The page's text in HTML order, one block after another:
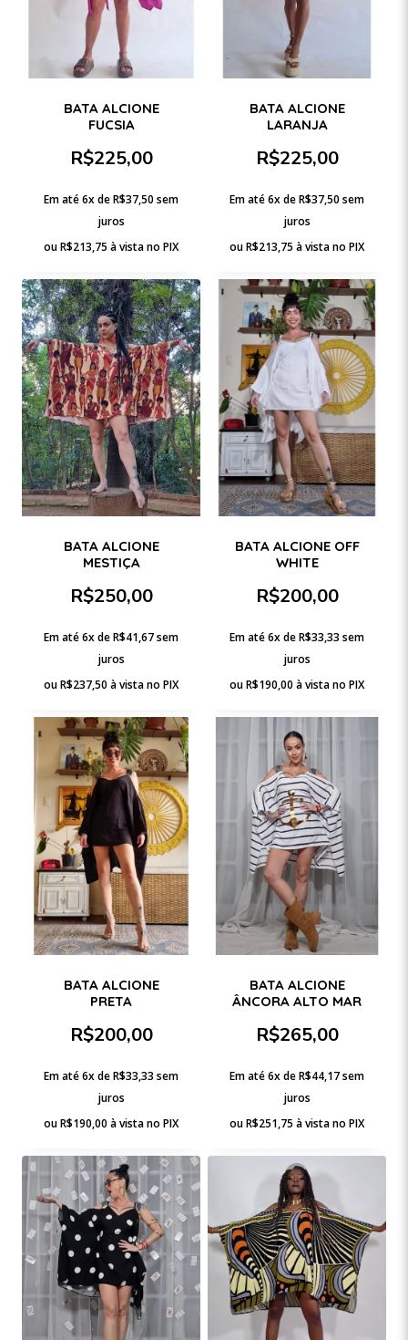
BATA ALCIONE
FUCSIA
R$225,00
Em até 6x deR$37,50 sem
juros
ouR$213,75 à vista no PIX
BATA ALCIONE
LARANJA
R$225,00
Em até 6x deR$37,50 sem
juros
ouR$213,75 à vista no PIX
BATA ALCIONE
MESTIÇA
R$250,00
Em até 6x deR$41,67sem
juros
ouR$237,50 à vista no PIX
BATA ALCIONE OFF
WHITE
R$200,00
Em até 6x deR$33,33 sem
juros
ouR$190,00 à vista no PIX
BATA ALCIONE
PRETA
R$200,00
Em até 6x deR$33,33 sem
juros
ouR$190,00 à vista no PIX
BATA ALCIONE
ÂNCORA ALTO MAR
R$265,00
Em até 6x deR$44,17sem
juros
ouR$251,75 à vista no PIX